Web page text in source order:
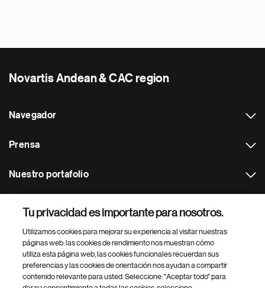
Novartis Andean & CAC region
Navegador
Prensa
Nuestro portafolio
Footer Site Search
Tu privacidad es importante para nosotros.
Utilizamos cookies para mejorar su experiencia al visitar nuestras
páginas web: las cookies de rendimiento nos muestran cómo
utiliza esta página web, las cookies funcionales recuerdan sus
preferencias y las cookies de orientación nos ayudan a compartir
contenido relevante para usted. Seleccione: "Aceptar todo" para